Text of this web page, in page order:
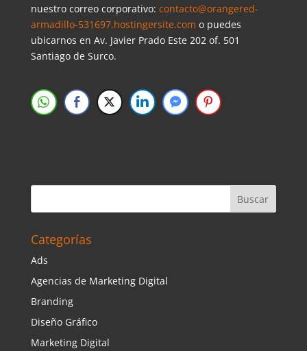
nuestro correo corporativo: contacto@orangered-
armadillo-531697.hostingersite.com o puedes
ubicarnos en Av. Javier Prado Este 202 of. 501
Santiago de Surco.
Categorías
Ads
Agencias de Marketing Digital
Branding
Diseño Gráfico
Marketing Digital